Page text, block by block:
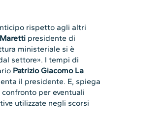
rispetto agli altri
presidente di
ministeriale si è
settore». I tempi di
Patrizio Giacomo La
il presidente. E, spiega
per eventuali
utilizzate negli scorsi